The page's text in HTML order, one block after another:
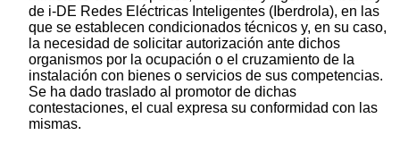
de i-DE Redes Eléctricas Inteligentes (Iberdrola), en las
que se establecen condicionados técnicos y, en su caso,
la necesidad de solicitar autorización ante dichos
organismos por la ocupación o el cruzamiento de la
instalación con bienes o servicios de sus competencias.
Se ha dado traslado al promotor de dichas
contestaciones, el cual expresa su conformidad con las
mismas.